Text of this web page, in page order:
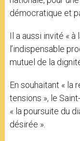
démocratique et
Il a aussi invité «
l’indispensable
mutuel de la
En souhaitant « la
tensions », le
« la poursuite du
désirée ».